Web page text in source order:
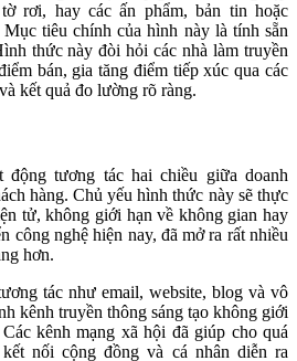
rơi, hay các ấn phẩm, bản tin hoặc
tiêu chính của hình này là tính sẵn
thức này đòi hỏi các nhà làm truyền
bán, gia tăng điểm tiếp xúc qua các
kết quả đo lường rõ ràng.
tương tác hai chiều giữa doanh
hàng. Chủ yếu hình thức này sẽ thực
tử, không giới hạn về không gian hay
công nghệ hiện nay, đã mở ra rất nhiều
hơn.
tác như email, website, blog và vô
kênh truyền thông sáng tạo không giới
kênh mạng xã hội đã giúp cho quá
nối cộng đồng và cá nhân diễn ra